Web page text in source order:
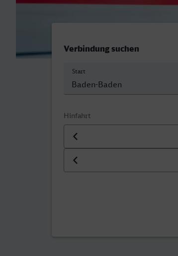
Verbindung suchen
Start
Hinfahrt
Datum der Hinfahrt
Uhrzeit der Hinfahrt